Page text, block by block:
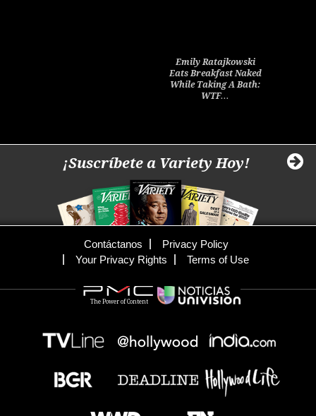
Emily Ratajkowski
Eats Breakfast Naked
While Taking A Bath:
WTF…
¡Suscríbete a Variety Hoy!
Contáctanos
Privacy Policy
Your Privacy Rights
Terms of Use
The Power of Content